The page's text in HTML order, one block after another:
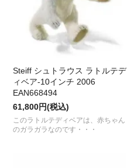
Steiff シュトラウス ラトルテデ
ィベア-10インチ 2006
EAN668494
61,800円(税込)
このラトルテディベアは、赤ちゃん
のガラガラなのです・・・